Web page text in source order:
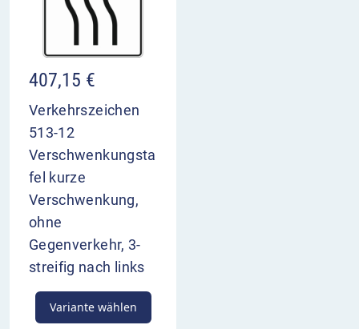
407,15 €
Verkehrszeichen
513-12
Verschwenkungsta
fel kurze
Verschwenkung,
ohne
Gegenverkehr, 3-
streifig nach links
Variante wählen